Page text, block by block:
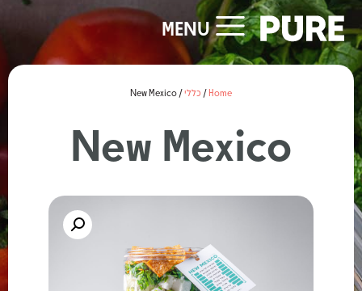
MENU
Home
/ כללי/ New Mexico
New Mexico